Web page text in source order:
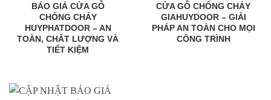
BÁO GIÁ CỬA GỖ
CHỐNG CHÁY
HUYPHATDOOR – AN
TOÀN, CHẤT LƯỢNG VÀ
TIẾT KIỆM
CỬA GỖ CHỐNG CHÁY
GIAHUYDOOR – GIẢI
PHÁP AN TOÀN CHO MỌI
CÔNG TRÌNH